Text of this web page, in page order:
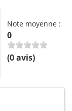
Note moyenne :
0
(0avis)